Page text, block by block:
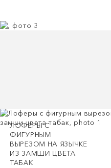
ЛОФЕРЫ С
ФИГУРНЫМ
ВЫРЕЗОМ НА ЯЗЫЧКЕ
ИЗ ЗАМШИ ЦВЕТА
ТАБАК